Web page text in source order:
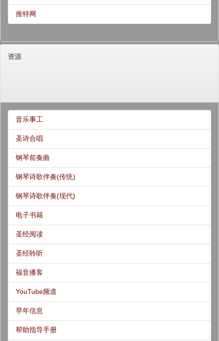
推特网
资源
音乐事工
圣诗合唱
钢琴前奏曲
钢琴诗歌伴奏(传统)
钢琴诗歌伴奏(现代)
电子书籍
圣经阅读
圣经聆听
福音播客
YouTube频道
早年信息
帮助指导手册